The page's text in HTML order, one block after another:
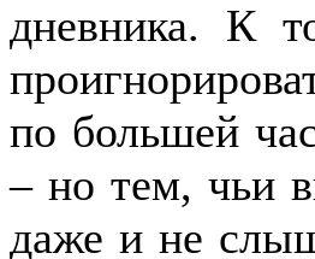
дневника. К
по большей
– но тем, чьи
даже и не